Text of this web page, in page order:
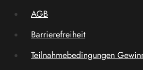
AGB
Barrierefreiheit
Teilnahmebedingungen